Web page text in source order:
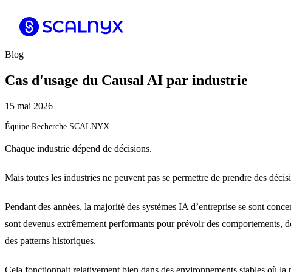
Blog
Cas d'usage du Causal AI par industrie
15 mai 2026
Équipe Recherche SCALNYX
Chaque industrie dépend de décisions.
Mais toutes les industries ne peuvent pas se permettre de prendre des
Pendant des années, la majorité des systèmes IA d’entreprise se sont
sont devenus extrêmement performants pour prévoir des comportements,
des patterns historiques.